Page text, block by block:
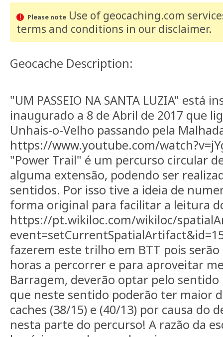
Please noteUse of geocaching.com
terms and conditions in our disclaimer.
Geocache Description:
"UM PASSEIO NA SANTA LUZIA" está
inaugurado a 8 de Abril de 2017 que
Unhais-o-Velho passando pela
https://www.youtube.com/
"Power Trail" é um percurso circular
alguma extensão, podendo ser
sentidos. Por isso tive a ideia de
forma original para facilitar a leitura
https://pt.wikiloc.com/wikiloc/
fazerem este trilho em BTT pois serão
horas a percorrer e para aproveitar
Barragem, deverão optar pelo
que neste sentido poderão ter maior
caches (38/15) e (40/13) por causa do
nesta parte do percurso! A razão da